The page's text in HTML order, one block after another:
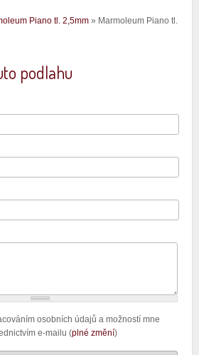
Piano tl. 2,5mm » Marmoleum Piano tl.
podlahu
osobních údajů a možností mne
e-mailu (plné změní)